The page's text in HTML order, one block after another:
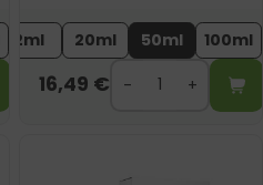
2ml 20ml 50ml 100ml
16,49 €